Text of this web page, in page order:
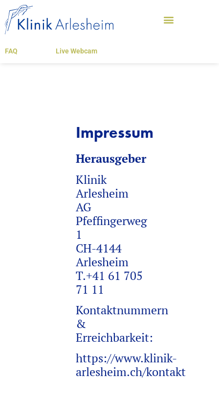
FAQ Live Webcam
Impressum
Herausgeber
Klinik
Arlesheim
AG
Pfeffingerweg
1
CH-4144
Arlesheim
T.+41 61 705
71 11
Kontaktnummern
&
Erreichbarkeit:
https://www.klinik-
arlesheim.ch/kontakt